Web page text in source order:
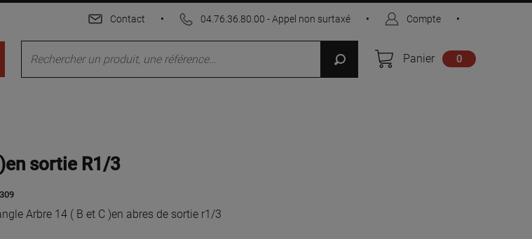
Panier 0
Contact • 04.76.36.80.00 - Appel non surtaxé • Compte •
sortie R1/3
Arbre 14 ( B et C )en abres de sortie r1/3